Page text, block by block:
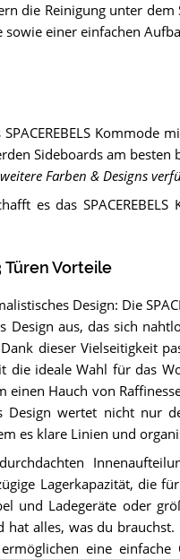
die Reinigung unter
einer einfachen
Sideboards am
weitere Farben & Designs
es das
Türen Vorteile
Design: Die
Design aus, das sich
dieser Vielseitigkeit
ideale Wahl für das
Hauch von
Design wertet nicht nur
es klare Linien und
Lagerkapazität, die
und Ladegeräte oder
hat alles, was du
eine